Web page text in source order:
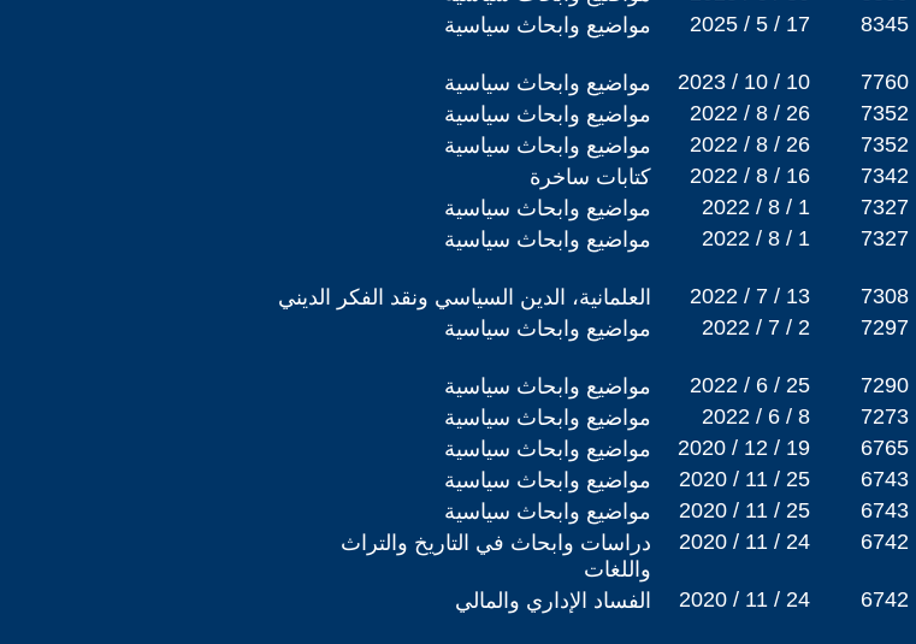
مواضيع وابحاث سياسية
2025 / 5 / 17 8345
مواضيع وابحاث سياسية 2023 / 10 / 10 7760
مواضيع وابحاث سياسية
2022 / 8 / 26 7352
مواضيع وابحاث سياسية
2022 / 8 / 26 7352
كتابات ساخرة
2022 / 8 / 16 7342
مواضيع وابحاث سياسية
2022 / 8 / 1 7327
مواضيع وابحاث سياسية
2022 / 8 / 1 7327
العلمانية، الدين السياسي ونقد الفكر الديني 2022 / 7 / 13 7308
مواضيع وابحاث سياسية
2022 / 7 / 2 7297
مواضيع وابحاث سياسية 2022 / 6 / 25 7290
مواضيع وابحاث سياسية
2022 / 6 / 8 7273
مواضيع وابحاث سياسية
2020 / 12 / 19 6765
مواضيع وابحاث سياسية
2020 / 11 / 25 6743
مواضيع وابحاث سياسية
2020 / 11 / 25 6743
دراسات وابحاث في التاريخ والتراث
واللغات
2020 / 11 / 24 6742
الفساد الإداري والمالي 2020 / 11 / 24 6742